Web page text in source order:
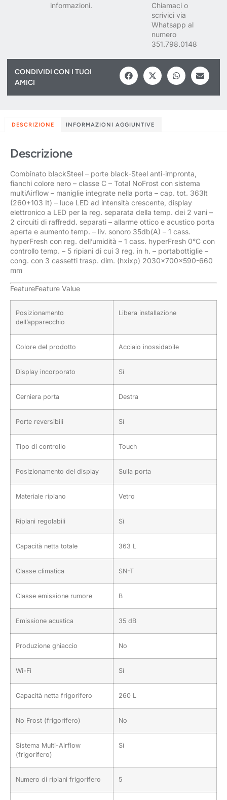
informazioni.
Chiamaci o
scrivici via
Whatsapp al
numero
351.798.0148
CONDIVIDI CON I TUOI
AMICI
DESCRIZIONE INFORMAZIONI AGGIUNTIVE
Descrizione
Combinato blackSteel – porte black-Steel anti-impronta,
fianchi colore nero – classe C – Total NoFrost con sistema
multiAirflow – maniglie integrate nella porta – cap. tot. 363lt
(260+103 It) – luce LED ad intensità crescente, display
elettronico a LED per la reg. separata della temp. dei 2 vani –
2 circuiti di raffredd. separati – allarme ottico e acustico porta
aperta e aumento temp. – liv. sonoro 35db(A) – 1 cass.
hyperFresh con reg. dell’umidità – 1 cass. hyperFresh 0°C con
controllo temp. – 5 ripiani di cui 3 reg. in h. – portabottiglie –
cong. con 3 cassetti trasp. dim. (hxixp) 2030×700×590-660
mm
FeatureFeature Value
Posizionamento
dell’apparecchio
Libera installazione
Colore del prodotto Acciaio inossidabile
Display incorporato Sì
Cerniera porta Destra
Porte reversibili Sì
Tipo di controllo Touch
Posizionamento del display Sulla porta
Materiale ripiano Vetro
Ripiani regolabili Sì
Capacità netta totale 363 L
Classe climatica SN-T
Classe emissione rumore B
Emissione acustica 35 dB
Produzione ghiaccio No
Wi-Fi Sì
Capacità netta frigorifero 260 L
No Frost (frigorifero) No
Sistema Multi-Airflow
(frigorifero)
Sì
Numero di ripiani frigorifero 5